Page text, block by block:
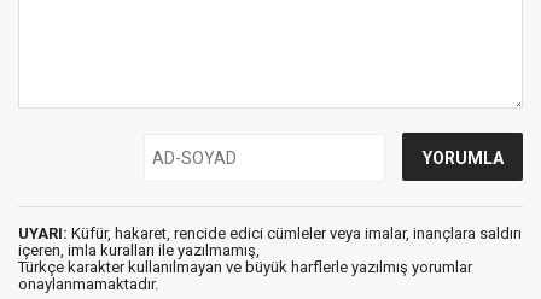
UYARI: Küfür, hakaret, rencide edici cümleler veya imalar, inançlara saldırı
içeren, imla kuralları ile yazılmamış,
Türkçe karakter kullanılmayan ve büyük harflerle yazılmış yorumlar
onaylanmamaktadır.